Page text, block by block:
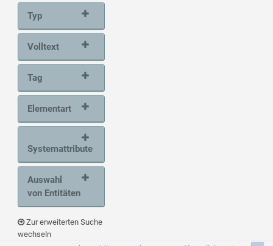
Typ
Volltext
Tag
Elementart
Systemattribute
Auswahl
von Entitäten
Zur erweiterten Suche
wechseln